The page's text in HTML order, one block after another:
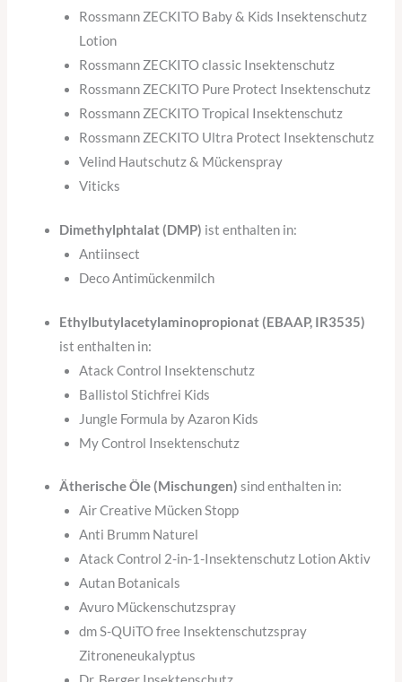
Rossmann ZECKITO Baby & Kids Insektenschutz
Lotion
Rossmann ZECKITO classic Insektenschutz
Rossmann ZECKITO Pure Protect Insektenschutz
Rossmann ZECKITO Tropical Insektenschutz
Rossmann ZECKITO Ultra Protect Insektenschutz
Velind Hautschutz & Mückenspray
Viticks
Dimethylphtalat (DMP) ist enthalten in:
Antiinsect
Deco Antimückenmilch
Ethylbutylacetylaminopropionat (EBAAP, IR3535)
ist enthalten in:
Atack Control Insektenschutz
Ballistol Stichfrei Kids
Jungle Formula by Azaron Kids
My Control Insektenschutz
Ätherische Öle (Mischungen)sind enthalten in:
Air Creative Mücken Stopp
Anti Brumm Naturel
Atack Control 2-in-1-Insektenschutz Lotion Aktiv
Autan Botanicals
Avuro Mückenschutzspray
dm S-QUiTO free Insektenschutzspray
Zitroneneukalyptus